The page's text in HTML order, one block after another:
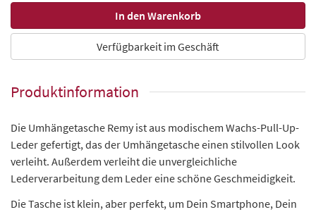
Verfügbarkeit im Geschäft
Produktinformation
Die Umhängetasche Remy ist aus modischem Wachs-Pull-Up-
Leder gefertigt, das der Umhängetasche einen stilvollen Look
verleiht. Außerdem verleiht die unvergleichliche
Lederverarbeitung dem Leder eine schöne Geschmeidigkeit.
Die Tasche ist klein, aber perfekt, um Dein Smartphone, Dein